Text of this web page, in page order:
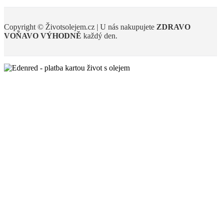
Copyright © Životsolejem.cz | U nás nakupujete ZDRAVO
VOŇAVO VÝHODNĚ každý den.